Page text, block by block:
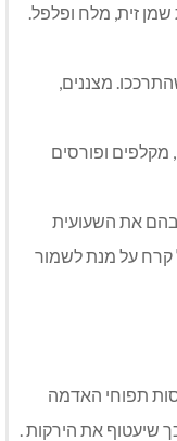
מצננים,
ופורסים
את השעועית
מעל קרח על מנת לשמור
תפוחי האדמה
שיעטוף את הירקות .